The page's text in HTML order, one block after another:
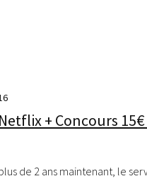
+ Concours 15€
de 2 ans maintenant, le